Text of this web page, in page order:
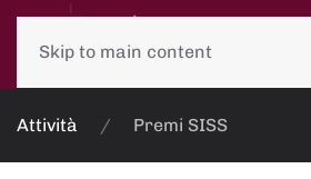
Skip to main content
Attività Premi SISS